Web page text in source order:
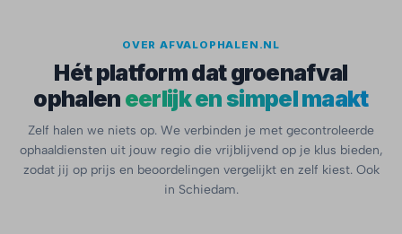
OVER AFVALOPHALEN.NL
Hét platform dat groenafval
ophalen eerlijk en simpel maakt
Zelf halen we niets op. We verbinden je met gecontroleerde
ophaaldiensten uit jouw regio die vrijblijvend op je klus bieden,
zodat jij op prijs en beoordelingen vergelijkt en zelf kiest. Ook
in Schiedam.